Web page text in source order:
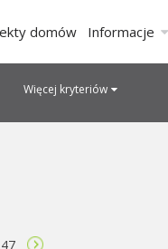
domów Informacje
Więcej kryteriów
47